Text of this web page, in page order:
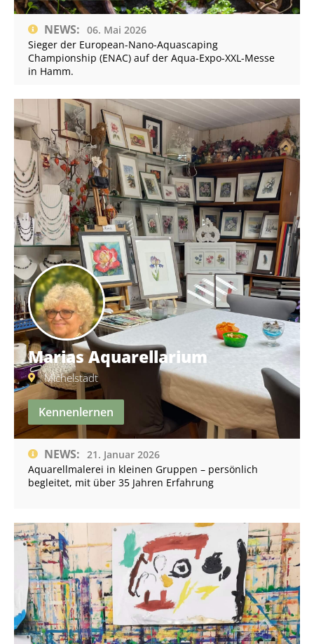
NEWS: 06. Mai 2026
Sieger der European-Nano-Aquascaping
Championship (ENAC) auf der Aqua-Expo-XXL-Messe
in Hamm.
Marias Aquarellarium
Michelstadt
Kennenlernen
NEWS: 21. Januar 2026
Aquarellmalerei in kleinen Gruppen – persönlich
begleitet, mit über 35 Jahren Erfahrung